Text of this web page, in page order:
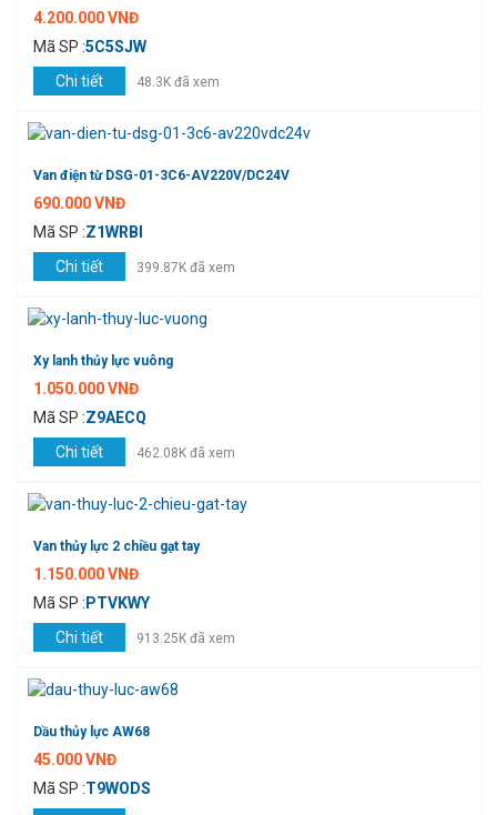
4.200.000 VNĐ
Mã SP :5C5SJW
Chi tiết
48.3K đã xem
Van điện từ DSG-01-3C6-AV220V/DC24V
690.000 VNĐ
Mã SP :Z1WRBI
Chi tiết
399.87K đã xem
Xy lanh thủy lực vuông
1.050.000 VNĐ
Mã SP :Z9AECQ
Chi tiết
462.08K đã xem
Van thủy lực 2 chiều gạt tay
1.150.000 VNĐ
Mã SP : PTVKWY
Chi tiết
913.25K đã xem
Dầu thủy lực AW68
45.000 VNĐ
Mã SP :T9WODS